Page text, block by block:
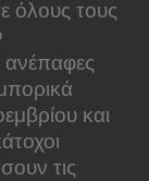
όλους τους
και
τις